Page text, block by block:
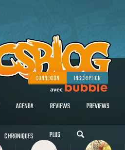
CONNEXION INSCRIPTION
AGENDA REVIEWS PREVIEWS
CHRONIQUES PLUS